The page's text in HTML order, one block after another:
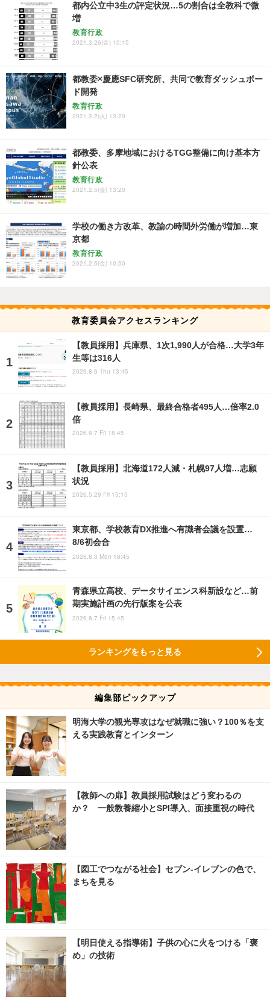
都内公立中3生の評定状況…5の割合は全教科で微
増
教育行政
2021.3.26(金) 10:15
都教委×慶應SFC研究所、共同で教育ダッシュボー
ド開発
教育行政
2021.3.2(火) 13:20
都教委、多摩地域におけるTGG整備に向け基本方
針公表
教育行政
2021.2.5(金) 13:20
学校の働き方改革、教諭の時間外労働が増加…東
京都
教育行政
2021.2.5(金) 10:50
教育委員会アクセスランキング
【教員採用】兵庫県、1次1,990人が合格…大学3年
生等は316人
2026.8.6 Thu 13:45
【教員採用】長崎県、最終合格者495人…倍率2.0
倍
2026.8.7 Fri 18:45
【教員採用】北海道172人減・札幌97人増…志願
状況
2026.5.29 Fri 15:15
東京都、学校教育DX推進へ有識者会議を設置…
8/6初会合
2026.8.3 Mon 18:45
青森県立高校、データサイエンス科新設など…前
期実施計画の先行版案を公表
2026.8.7 Fri 15:45
ランキングをもっと見る
編集部ピックアップ
明海大学の観光専攻はなぜ就職に強い？100％を支
える実践教育とインターン
【教師への扉】教員採用試験はどう変わるの
か？ 一般教養縮小とSPI導入、面接重視の時代
【図工でつながる社会】セブン‐イレブンの色で、
まちを見る
【明日使える指導術】子供の心に火をつける「褒
め」の技術